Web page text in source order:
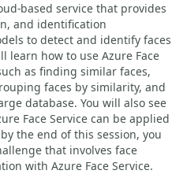
based service that provides
and identification
to detect and identify faces
learn how to use Azure Face
as finding similar faces,
faces by similarity, and
database. You will also see
Face Service can be applied
the end of this session, you
that involves face
with Azure Face Service.